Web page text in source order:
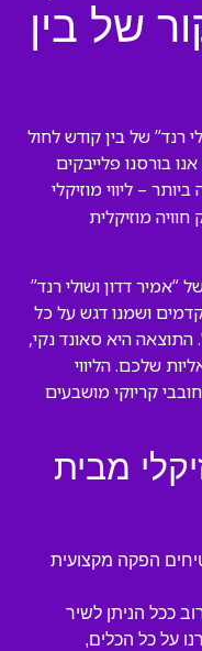
של בין
רנד” של בין קודש לחול
בורסנו פלייבקים
– ליווי מוזיקלי
מוזיקלית
דדון ושולי רנד”
ושמנו דגש על כל
התוצאה היא סאונד נקי,
שלכם. הליווי
קריוקי מושבעים
מבית
הפקה מקצועית
ככל הניתן לשיר
על כל הכלים,